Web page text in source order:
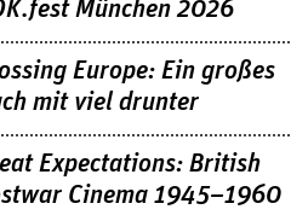
München 2026
Europe: Ein großes
mit viel drunter
Expectations: British
Cinema 1945–1960